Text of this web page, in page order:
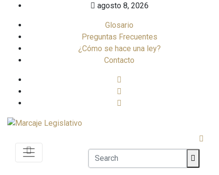
content
agosto 8, 2026
Glosario
Preguntas Frecuentes
¿Cómo se hace una ley?
Contacto